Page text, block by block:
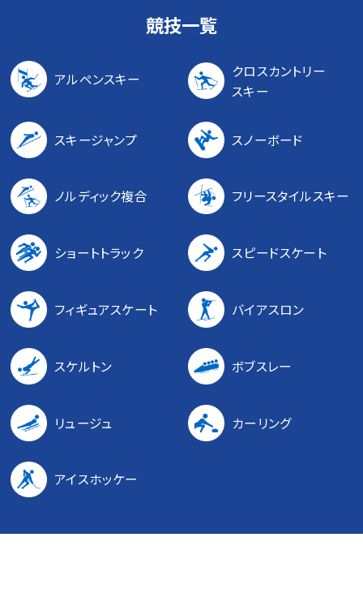
競技一覧
アルペンスキー
クロスカントリー
スキー
スキージャンプ スノーボード
ノルディック複合 フリースタイルスキー
ショートトラック スピードスケート
フィギュアスケート バイアスロン
スケルトン ボブスレー
リュージュ カーリング
アイスホッケー